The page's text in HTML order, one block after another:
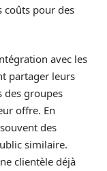
coûts pour des
avec les
partager leurs
des groupes
offre. En
des
similaire.
clientèle déjà